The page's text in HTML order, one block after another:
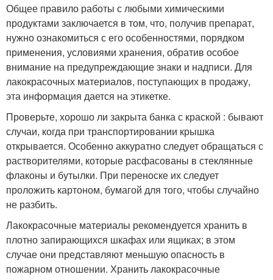
Общее правило работы с любыми химическими
продуктами заключается в том, что, получив препарат,
нужно ознакомиться с его особенностями, порядком
применения, условиями хранения, обратив особое
внимание на предупреждающие знаки и надписи. Для
лакокрасочных материалов, поступающих в продажу,
эта информация дается на этикетке.
Проверьте, хорошо ли закрыта банка с краской : бывают
случаи, когда при транспортировании крышка
открывается. Особенно аккуратно следует обращаться с
растворителями, которые расфасованы в стеклянные
флаконы и бутылки. При переноске их следует
проложить картоном, бумагой для того, чтобы случайно
не разбить.
Лакокрасочные материалы рекомендуется хранить в
плотно запирающихся шкафах или ящиках; в этом
случае они представляют меньшую опасность в
пожарном отношении. Хранить лакокрасочные